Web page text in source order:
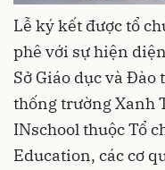
Lễ ký kết được tổ
phê với sự hiện
Sở Giáo dục và
thống trường Xanh
INschool thuộc Tổ
Education, các cơ